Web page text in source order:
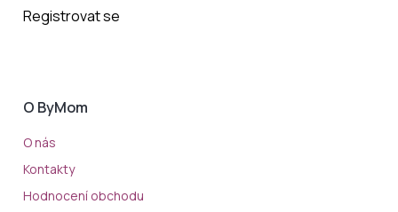
Registrovat se
O ByMom
O nás
Kontakty
Hodnocení obchodu